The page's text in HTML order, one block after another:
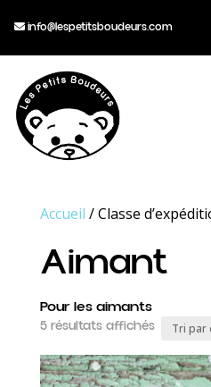
info@lespetitsboudeurs.com
Accueil / Classe
Aimant
Pour les aimants
5 résultats affichés